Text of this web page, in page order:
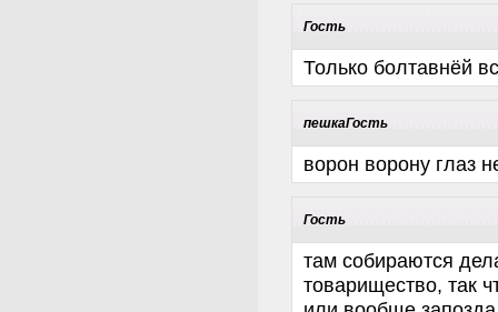
Гость
Только болтавнёй
пешкаГость
ворон ворону глаз
Гость
там собираются
товарищество, так